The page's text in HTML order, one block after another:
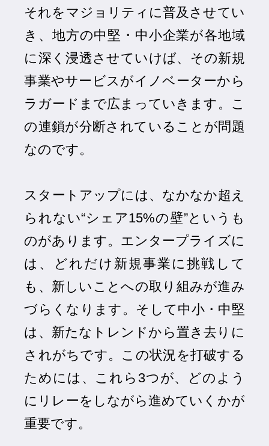
それをマジョリティに普及させてい
き、地方の中堅・中小企業が各地域
に深く浸透させていけば、その新規
事業やサービスがイノベーターから
ラガードまで広まっていきます。こ
の連鎖が分断されていることが問題
なのです。
スタートアップには、なかなか超え
られない“シェア15%の壁”というも
のがあります。エンタープライズに
は、どれだけ新規事業に挑戦して
も、新しいことへの取り組みが進み
づらくなります。そして中小・中堅
は、新たなトレンドから置き去りに
されがちです。この状況を打破する
ためには、これら3つが、どのよう
にリレーをしながら進めていくかが
重要です。